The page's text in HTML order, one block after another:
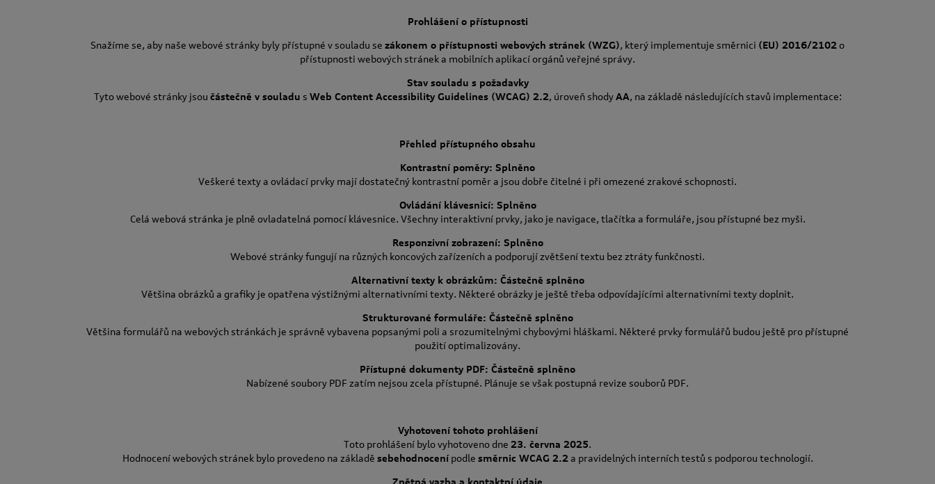
Prohlášení o přístupnosti
Snažíme se, aby naše webové stránky byly přístupné v souladu se zákonem o přístupnosti webových stránek (WZG), který implementuje směrnici (EU) 2016/2102o
přístupnosti webových stránek a mobilních aplikací orgánů veřejné správy.
Stav souladu s požadavky
Tyto webové stránky jsou částečně v souladu s Web Content Accessibility Guidelines (WCAG) 2.2, úroveň shodyAA, na základě následujících stavů implementace:
Přehled přístupného obsahu
Kontrastní poměry: Splněno
Veškeré texty a ovládací prvky mají dostatečný kontrastní poměr a jsou dobře čitelné i při omezené zrakové schopnosti.
Ovládání klávesnicí: Splněno
Celá webová stránka je plně ovladatelná pomocí klávesnice. Všechny interaktivní prvky, jako je navigace, tlačítka a formuláře, jsou přístupné bez myši.
Responzivní zobrazení: Splněno
Webové stránky fungují na různých koncových zařízeních a podporují zvětšení textu bez ztráty funkčnosti.
Alternativní texty k obrázkům: Částečně splněno
Většina obrázků a grafiky je opatřena výstižnými alternativními texty. Některé obrázky je ještě třeba odpovídajícími alternativními texty doplnit.
Strukturované formuláře: Částečně splněno
Většina formulářů na webových stránkách je správně vybavena popsanými poli a srozumitelnými chybovými hláškami. Některé prvky formulářů budou ještě pro přístupné
použití optimalizovány.
Přístupné dokumenty PDF: Částečně splněno
Nabízené soubory PDF zatím nejsou zcela přístupné. Plánuje se však postupná revize souborů PDF.
Vyhotovení tohoto prohlášení
Toto prohlášení bylo vyhotoveno dne 23. června 2025.
Hodnocení webových stránek bylo provedeno na základě sebehodnocenípodle směrnic WCAG 2.2a pravidelných interních testů s podporou technologií.